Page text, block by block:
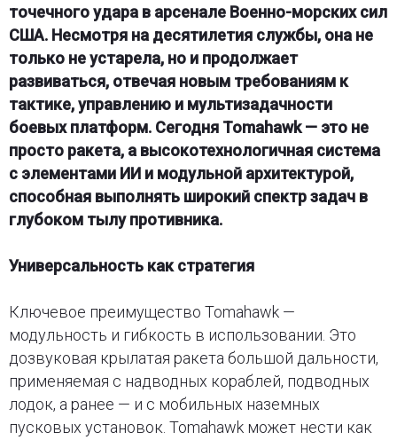
точечного удара в арсенале Военно-морских сил
США. Несмотря на десятилетия службы, она не
только не устарела, но и продолжает
развиваться, отвечая новым требованиям к
тактике, управлению и мультизадачности
боевых платформ. Сегодня Tomahawk — это не
просто ракета, а высокотехнологичная система
с элементами ИИ и модульной архитектурой,
способная выполнять широкий спектр задач в
глубоком тылу противника.
Универсальность как стратегия
Ключевое преимущество Tomahawk —
модульность и гибкость в использовании. Это
дозвуковая крылатая ракета большой дальности,
применяемая с надводных кораблей, подводных
лодок, а ранее — и с мобильных наземных
пусковых установок. Tomahawk может нести как